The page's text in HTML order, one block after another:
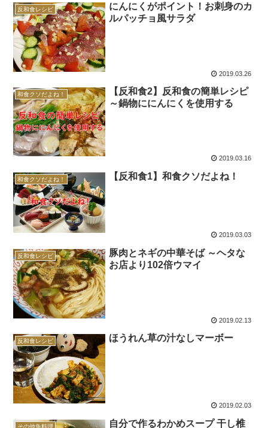
反和食レシピ
にんにくがポイント！お刺身のカ
ルパッチョ風サラダ
2019.03.26
和食クソだよね！
【反和食2】反和食の簡単レシピ
～鍋物ににんにくを使用する
2019.03.16
和食クソだよね！ 【反和食1】和食クソだよね！
2019.03.03
反和食レシピ
豚肉とネギの中華そば ～ヘタな
お店より102倍ウマイ
2019.02.13
反和食レシピ ほうれん草の汁なしマーボー
2019.02.03
その他魚料理 自分で作るわかめスープ 干し椎